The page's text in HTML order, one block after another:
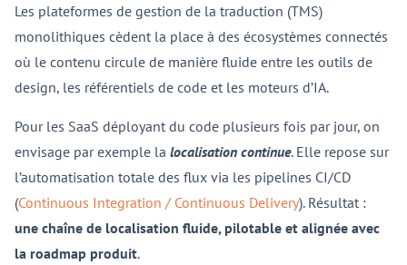
Les plateformes de gestion de la traduction (TMS)
monolithiques cèdent la place à des écosystèmes connectés
où le contenu circule de manière fluide entre les outils de
design, les référentiels de code et les moteurs d’IA.
Pour les SaaS déployant du code plusieurs fois par jour, on
envisage par exemple la localisation continue. Elle repose sur
l’automatisation totale des flux via les pipelines CI/CD
(Continuous Integration / Continuous Delivery). Résultat :
une chaîne de localisation fluide, pilotable et alignée avec
la roadmap produit.